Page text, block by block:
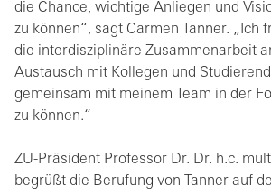
die Chance, wichtige Anliegen und
zu können“, sagt Carmen Tanner. „Ich
die interdisziplinäre Zusammenarbeit
Austausch mit Kollegen und
gemeinsam mit meinem Team in der
zu können.“
ZU-Präsident Professor Dr. Dr. h.c.
begrüßt die Berufung von Tanner auf